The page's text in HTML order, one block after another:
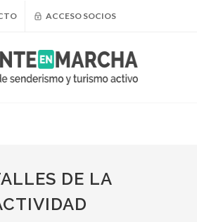
ACCESO SOCIOS
DE LA